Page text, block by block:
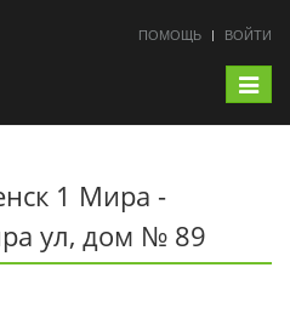
ПОМОЩЬ ВОЙТИ
Toggle
1 Мира -
ул, дом № 89